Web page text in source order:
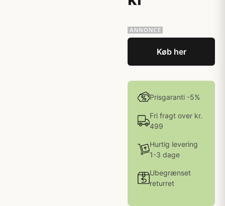
Køb her
Prisgaranti -5%
Fri fragt over kr.
499
Hurtig levering
1-3 dage
Ubegrænset
returret